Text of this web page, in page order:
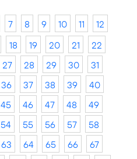
7 8 9 10 11
12
18 19 20 21
22
27 28 29 30
31
36 37 38 39
40
45 46 47 48
49
54 55 56 57
58
63 64 65 66
67